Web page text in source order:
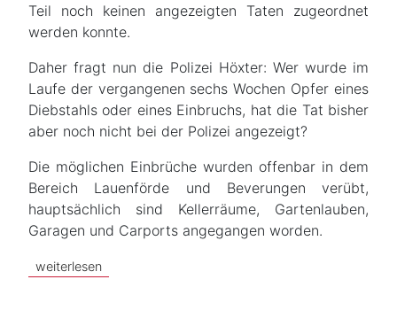
Teil noch keinen angezeigten Taten zugeordnet
werden konnte.
Daher fragt nun die Polizei Höxter: Wer wurde im
Laufe der vergangenen sechs Wochen Opfer eines
Diebstahls oder eines Einbruchs, hat die Tat bisher
aber noch nicht bei der Polizei angezeigt?
Die möglichen Einbrüche wurden offenbar in dem
Bereich Lauenförde und Beverungen verübt,
hauptsächlich sind Kellerräume, Gartenlauben,
Garagen und Carports angegangen worden.
weiterlesen